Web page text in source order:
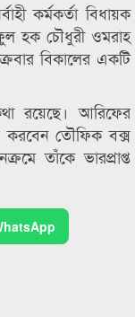
কর্মকর্তা বিধায়ক
হক চৌধুরী ওমরাহ
বিকালের একটি
রয়েছে। আরিফের
করবেন তৌফিক বক্স
তাঁকে ভারপ্রাপ্ত